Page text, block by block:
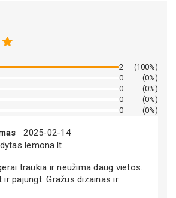
2
(100%)
0
(0%)
0
(0%)
0
(0%)
0 (0%)
2025-02-14
lemona.lt
traukia ir neužima daug vietos.
ir pajungt. Gražus dizainas ir